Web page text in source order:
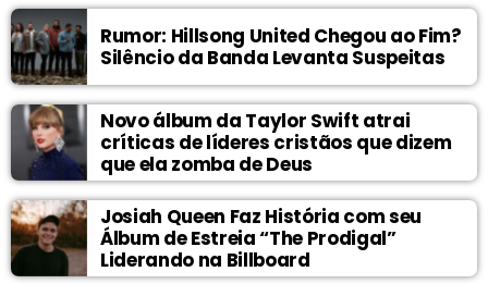
Rumor: Hillsong United Chegou ao Fim?
Silêncio da Banda Levanta Suspeitas
Novo álbum da Taylor Swift atrai
críticas de líderes cristãos que dizem
que ela zomba de Deus
Josiah Queen Faz História com seu
Álbum de Estreia “The Prodigal”
Liderando na Billboard